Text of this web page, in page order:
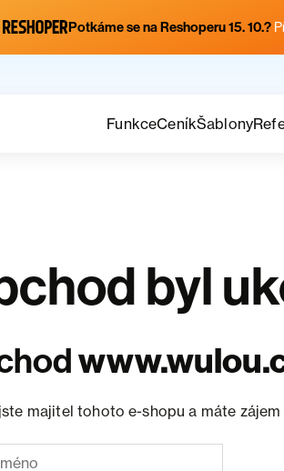
Potkáme se na Reshoperu 15. 10.?
FunkceCeníkŠablony
byl
majitel tohoto e-shopu a máte